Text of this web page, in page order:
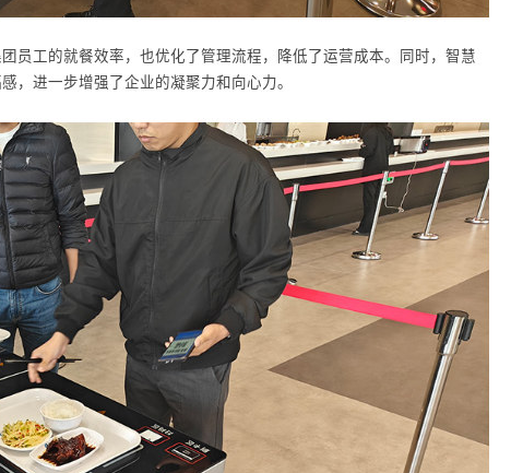
员工的就餐效率，也优化了管理流程，降低了运营成本。同时，智慧
，进一步增强了企业的凝聚力和向心力。